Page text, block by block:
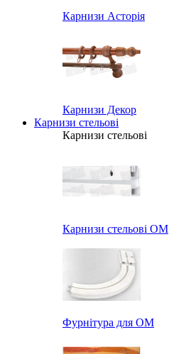
Карнизи Асторія
Карнизи Декор
Карнизи стельові
Карнизи стельові
Карнизи стельові ОМ
Фурнітура для ОМ